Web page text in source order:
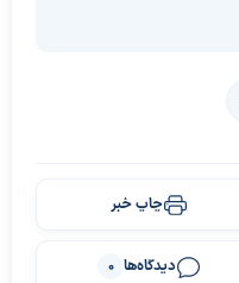
چاپ خبر
دیدگاه‌ها 0